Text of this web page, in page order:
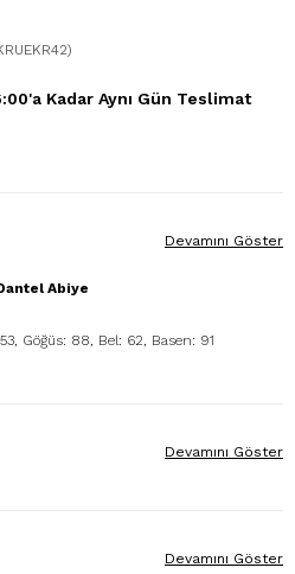
Kadar Aynı Gün Teslimat
Abiye
Göğüs: 88, Bel: 62, Basen: 91
Devamını Göster
Devamını Göster
Devamını Göster